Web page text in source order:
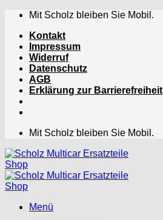
Zum
springen
Mit Scholz bleiben Sie Mobil.
Kontakt
Impressum
Widerruf
Datenschutz
AGB
Erklärung zur Barrierefreiheit
Mit Scholz bleiben Sie Mobil.
Menü